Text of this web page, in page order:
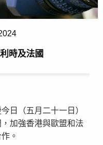
時及法國
日（五月二十一日）
加強香港與歐盟和法
。